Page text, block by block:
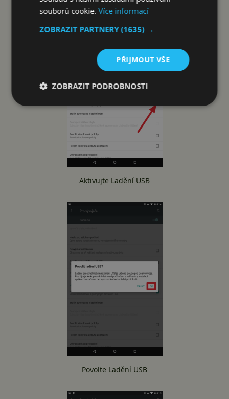
Aktivujte Ladění USB
Povolte Ladění USB
souborů cookie.Více informací
ZOBRAZIT PARTNERY(1635) →
PŘIJMOUT VŠE
ZOBRAZIT PODROBNOSTI